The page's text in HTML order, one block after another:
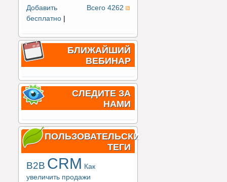
Всего 4262
Добавить
бесплатно
БЛИЖАЙШИЙ
ВЕБИНАР
СЛЕДИТЕ ЗА
НАМИ
ПОЛЬЗОВАТЕЛЬСКИЕ
ТЕГИ
B2B CRM Как
увеличить продажи